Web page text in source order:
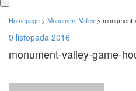
Homepage > Monument Valley >
9 listopada 2016
monument-valley-game-